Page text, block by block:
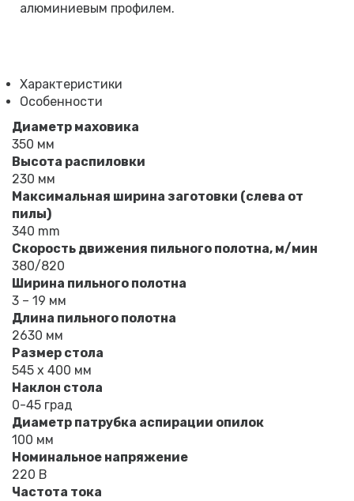
алюминиевым профилем.
Характеристики
Особенности
Диаметр маховика
350 мм
Высота распиловки
230 мм
Максимальная ширина заготовки (слева от
пилы)
340 mm
Скорость движения пильного полотна, м/мин
380/820
Ширина пильного полотна
3 – 19 мм
Длина пильного полотна
2630 мм
Размер стола
545 х 400 мм
Наклон стола
0-45 град
Диаметр патрубка аспирации опилок
100 мм
Номинальное напряжение
220 В
Частота тока